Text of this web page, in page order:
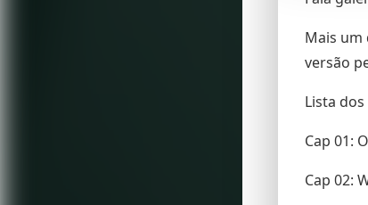
Mais um
versão
Lista
Cap 01:
Cap 02: